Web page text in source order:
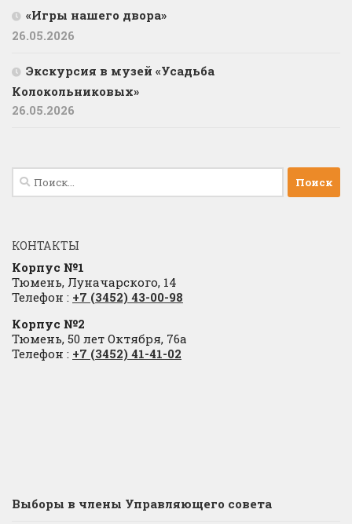
«Игры нашего двора»
26.05.2026
Экскурсия в музей «Усадьба
Колокольниковых»
26.05.2026
Найти:
КОНТАКТЫ
Корпус №1
Тюмень, Луначарского, 14
Телефон : +7 (3452) 43-00-98
Корпус №2
Тюмень, 50 лет Октября, 76а
Телефон : +7 (3452) 41-41-02
Выборы в члены Управляющего совета